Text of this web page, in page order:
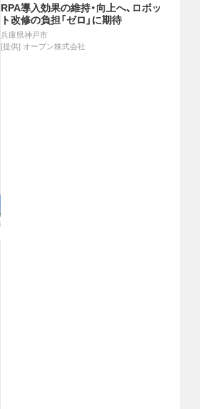
RPA導入効果の維持・向上へ、ロボッ
ト改修の負担「ゼロ」に期待
兵庫県神戸市
[提供] オープン株式会社